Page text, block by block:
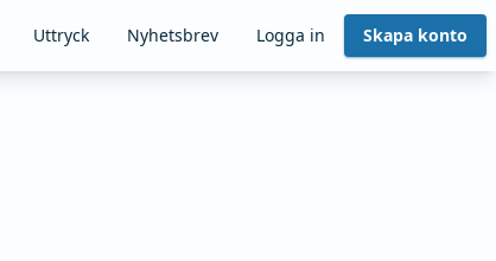
Uttryck Nyhetsbrev Logga in Skapa konto